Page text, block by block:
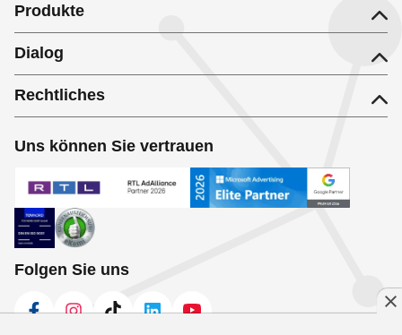
Produkte
Dialog
Rechtliches
Uns können Sie vertrauen
Folgen Sie uns